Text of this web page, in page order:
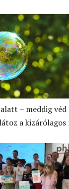
– meddig véd
a kizárólagos